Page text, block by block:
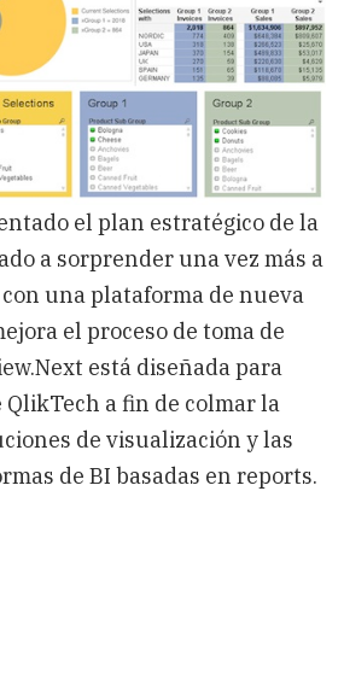
el plan estratégico de la
a sorprender una vez más a
una plataforma de nueva
el proceso de toma de
está diseñada para
QlikTech a fin de colmar la
de visualización y las
de BI basadas en reports.